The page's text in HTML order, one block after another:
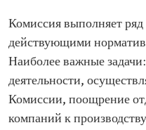
Комиссия выполняет ряд
действующими
Наиболее важные
деятельности,
Комиссии, поощрение
компаний к